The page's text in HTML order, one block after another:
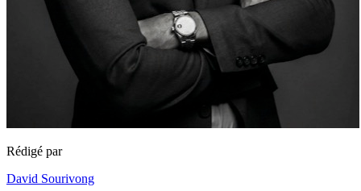
Rédigé par
David Sourivong